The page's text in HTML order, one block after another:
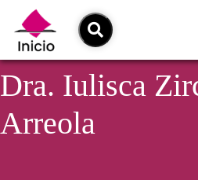
Dra. Iulisca
Arreola